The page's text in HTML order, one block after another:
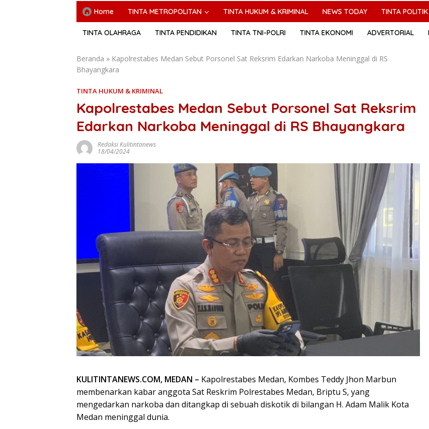
Home TINTA METROPOLITAN TINTA HUKUM & KRIMINAL NEWS TODAY TINTA POLITIK
TINTA OLAHRAGA TINTA PENDIDIKAN TINTA TNI-POLRI TINTA EKONOMI ADVERTORIAL
Beranda » Kapolrestabes Medan Sebut Porsonel Sat Reksrim Edarkan Narkoba Meninggal di RS
Bhayangkara
TINTA HUKUM & KRIMINAL
Kapolrestabes Medan Sebut Porsonel Sat Reksrim
Edarkan Narkoba Meninggal di RS Bhayangkara
Redaksi Kulitintanews
18/04/2024
KULITINTANEWS.COM, MEDAN – Kapolrestabes Medan, Kombes Teddy Jhon Marbun
membenarkan kabar anggota Sat Reskrim Polrestabes Medan, Briptu S, yang
mengedarkan narkoba dan ditangkap di sebuah diskotik di bilangan H. Adam Malik Kota
Medan meninggal dunia.